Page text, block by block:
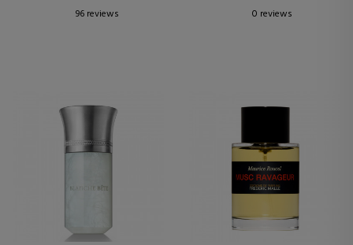
96 reviews 0 reviews